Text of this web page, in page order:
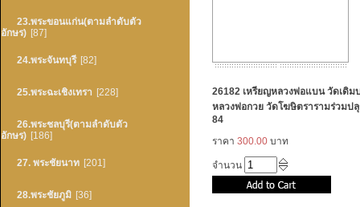
23.พระขอนแก่น(ตามลำดับตัว
อักษร) [87]
24.พระจันทบุรี [82]
25.พระฉะเชิงเทรา [228]
26.พระชลบุรี(ตามลำดับตัว
อักษร) [186]
27. พระชัยนาท [201]
28.พระชัยภูมิ [36]
26182 เหรียญหลวงพ่อแบน วัดเดิม
หลวงพ่อกวย วัดโฆษิตรารามร่วมปลุ
84
ราคา 300.00 บาท
จำนวน